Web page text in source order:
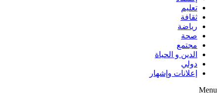
تعليم
ثقافة
رياضة
صحة
مجتمع
الدين و الحياة
دولي
إعلانات وإشهار
Menu